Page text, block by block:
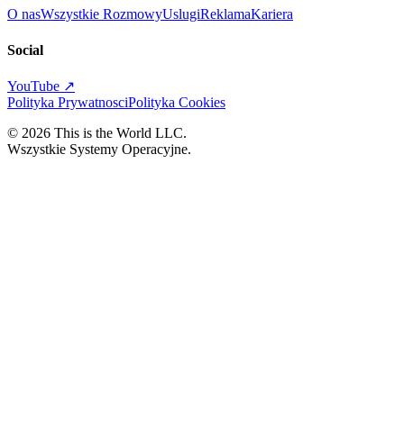
O nasWszystkie RozmowyUslugiReklamaKariera
Social
YouTube ↗
Polityka PrywatnosciPolityka Cookies
© 2026 This is the World LLC.
Wszystkie Systemy Operacyjne.